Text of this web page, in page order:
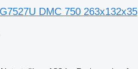
DMC 750 263x132x35